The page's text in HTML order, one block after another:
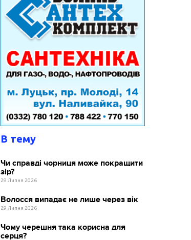
В тему
Чи справді чорниця може покращити
зір?
29 Липня 2026
Волосся випадає не лише через вік
29 Липня 2026
Чому черешня така корисна для
серця?